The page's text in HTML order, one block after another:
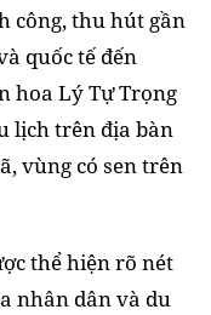
công, thu hút gần
quốc tế đến
hoa Lý Tự Trọng
lịch trên địa bàn
vùng có sen trên
thể hiện rõ nét
nhân dân và du